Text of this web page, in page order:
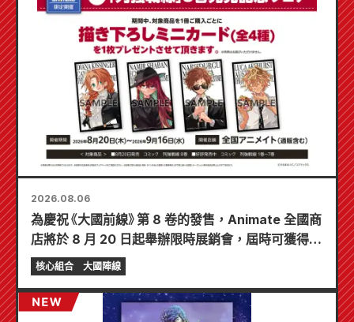
2026.08.06
為慶祝《大國前線》第 8 卷的發售，Animate 全國商
店將於 8 月 20 日起舉辦限時展銷會，屆時可獲得特
製迷你卡片（共 4 種）！
核心組合 大國陣線